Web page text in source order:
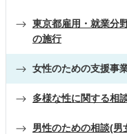
東京都雇用・就業分
の施行
女性のための支援事
多様な性に関する相
男性のための相談(男